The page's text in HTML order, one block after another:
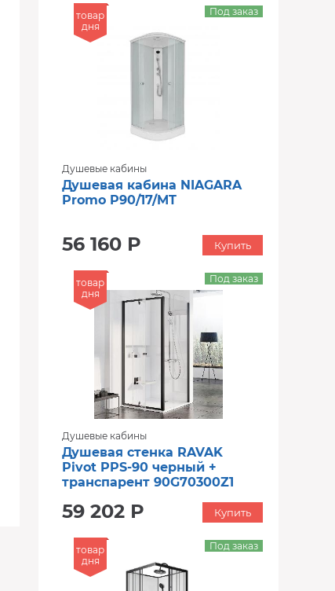
товар
дня
Душевые кабины
Душевая кабина NIAGARA
Promo P90/17/MT
56 160 Р
Под заказ
Купить
товар
дня
Душевые кабины
Душевая стенка RAVAK
Pivot PPS-90 черный +
транспарент 90G70300Z1
59 202 Р
Под заказ
Купить
товар
дня
Под заказ